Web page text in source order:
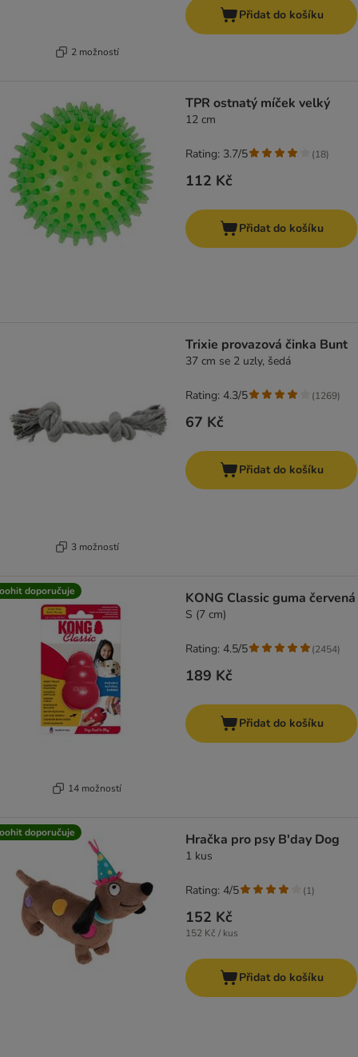
2 možností
Přidat do košíku
TPR ostnatý míček velký
12 cm
112 Kč
Rating: 3.7/5 (18)
Přidat do košíku
3 možností
Trixie provazová činka Bunt
37 cm se 2 uzly, šedá
67 Kč
Rating: 4.3/5 (1269)
Přidat do košíku
doporučuje
14 možností
KONG Classic guma červená
S (7 cm)
189 Kč
Rating: 4.5/5 (2454)
Přidat do košíku
doporučuje Hračka pro psy B'day Dog
1 kus
152 Kč
152 Kč / kus
Rating: 4/5 (1)
Přidat do košíku